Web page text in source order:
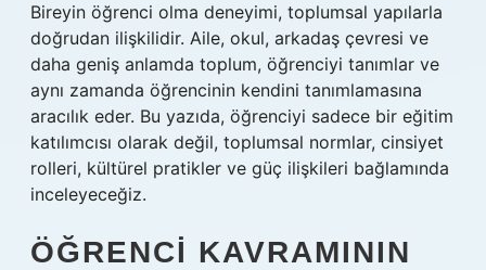
Bireyin öğrenci olma deneyimi, toplumsal yapılarla
doğrudan ilişkilidir. Aile, okul, arkadaş çevresi ve
daha geniş anlamda toplum, öğrenciyi tanımlar ve
aynı zamanda öğrencinin kendini tanımlamasına
aracılık eder. Bu yazıda, öğrenciyi sadece bir eğitim
katılımcısı olarak değil, toplumsal normlar, cinsiyet
rolleri, kültürel pratikler ve güç ilişkileri bağlamında
inceleyeceğiz.
ÖĞRENCI KAVRAMININ